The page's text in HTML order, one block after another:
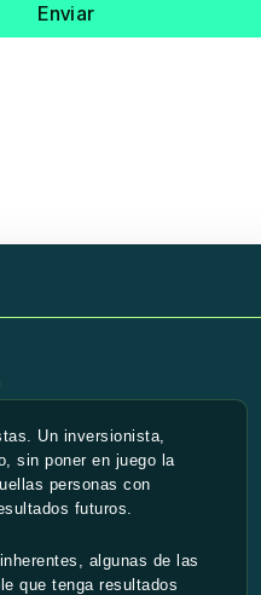
Enviar
Un inversionista,
sin poner en juego la
personas con
futuros.
algunas de las
que tenga resultados